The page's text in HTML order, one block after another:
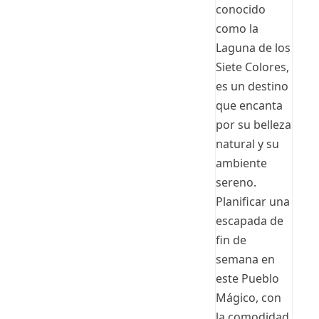
conocido
como la
Laguna de los
Siete Colores,
es un destino
que encanta
por su belleza
natural y su
ambiente
sereno.
Planificar una
escapada de
fin de
semana en
este Pueblo
Mágico, con